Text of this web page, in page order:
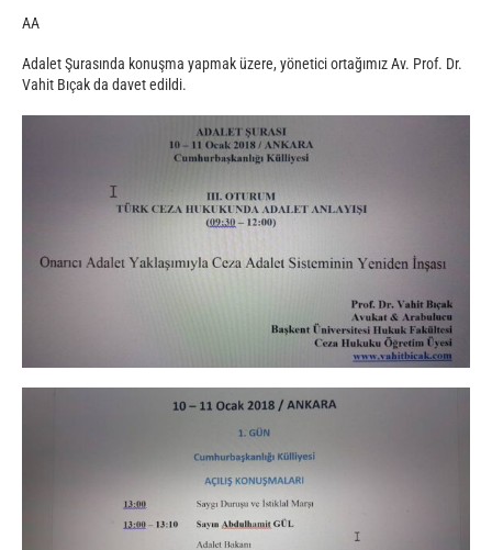
AA
Adalet Şurasında konuşma yapmak üzere, yönetici ortağımız Av. Prof. Dr.
Vahit Bıçak da davet edildi.